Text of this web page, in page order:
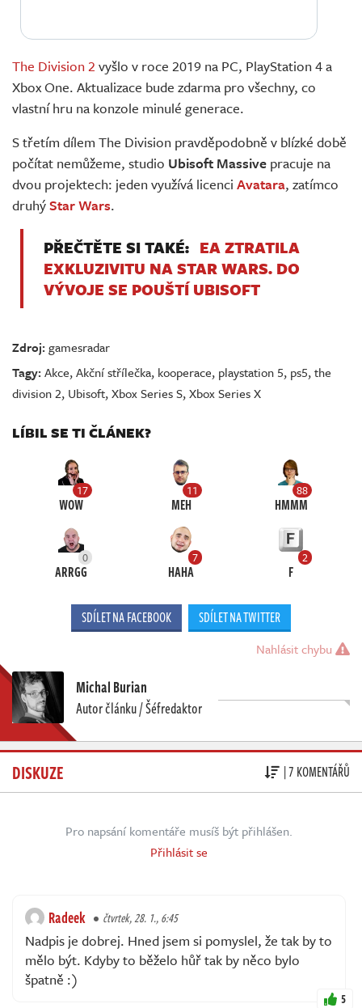
The Division 2 vyšlo v roce 2019 na PC, PlayStation 4 a
Xbox One. Aktualizace bude zdarma pro všechny, co
vlastní hru na konzole minulé generace.
S třetím dílem The Division pravděpodobně v blízké době
počítat nemůžeme, studio Ubisoft Massive pracuje na
dvou projektech: jeden využívá licenci Avatara, zatímco
druhýStar Wars.
PŘEČTĚTE SI TAKÉ: EA ZTRATILA
EXKLUZIVITU NA STAR WARS. DO
VÝVOJE SE POUŠTÍ UBISOFT
Zdroj:gamesradar
Tagy:Akce,Akční střílečka, kooperace, playstation 5, ps5,the
division 2, Ubisoft,Xbox Series S,Xbox Series X
LÍBIL SE TI ČLÁNEK?
17
WOW
11
MEH
88
HMMM
0
ARRGG
7
HAHA
2
F
SDÍLET NA FACEBOOK SDÍLET NA TWITTER
Nahlásit chybu
Michal Burian
Autor článku / Šéfredaktor
DISKUZE | 7 KOMENTÁŘŮ
Pro napsání komentáře musíš být přihlášen.
Přihlásit se
Radeek čtvrtek, 28. 1., 6:45
Nadpis je dobrej. Hned jsem si pomyslel, že tak by to
mělo být. Kdyby to běželo hůř tak by něco bylo
špatně :)
5